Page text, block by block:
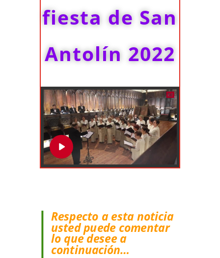
fiesta de San
Antolín 2022
Respecto a esta noticia
usted puede comentar
lo que desee a
continuación…